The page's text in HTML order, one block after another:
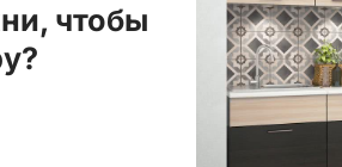
чтобы